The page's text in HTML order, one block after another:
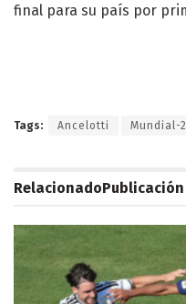
final para su país por
Tags: Ancelotti Mundial-
RelacionadoPublicación